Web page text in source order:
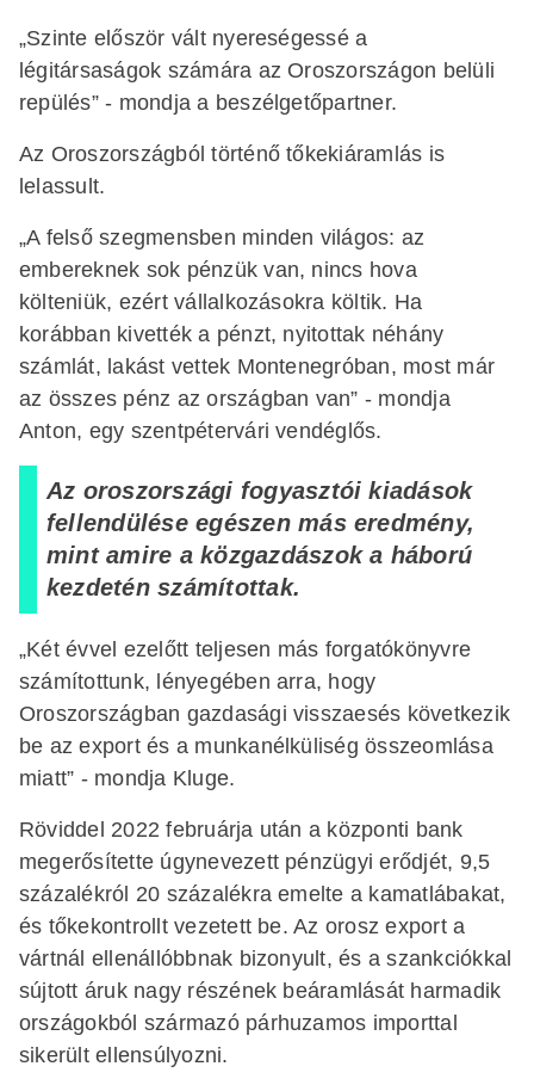
„Szinte először vált nyereségessé a
légitársaságok számára az Oroszországon belüli
repülés” - mondja a beszélgetőpartner.
Az Oroszországból történő tőkekiáramlás is
lelassult.
„A felső szegmensben minden világos: az
embereknek sok pénzük van, nincs hova
költeniük, ezért vállalkozásokra költik. Ha
korábban kivették a pénzt, nyitottak néhány
számlát, lakást vettek Montenegróban, most már
az összes pénz az országban van” - mondja
Anton, egy szentpétervári vendéglős.
Az oroszországi fogyasztói kiadások
fellendülése egészen más eredmény,
mint amire a közgazdászok a háború
kezdetén számítottak.
„Két évvel ezelőtt teljesen más forgatókönyvre
számítottunk, lényegében arra, hogy
Oroszországban gazdasági visszaesés következik
be az export és a munkanélküliség összeomlása
miatt” - mondja Kluge.
Röviddel 2022 februárja után a központi bank
megerősítette úgynevezett pénzügyi erődjét, 9,5
százalékról 20 százalékra emelte a kamatlábakat,
és tőkekontrollt vezetett be. Az orosz export a
vártnál ellenállóbbnak bizonyult, és a szankciókkal
sújtott áruk nagy részének beáramlását harmadik
országokból származó párhuzamos importtal
sikerült ellensúlyozni.